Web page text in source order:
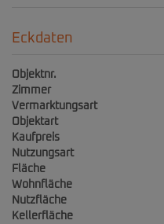
Eckdaten
Objektnr.
Zimmer
Vermarktungsart
Objektart
Kaufpreis
Nutzungsart
Fläche
Wohnfläche
Nutzfläche
Kellerfläche